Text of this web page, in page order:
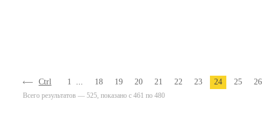
Ctrl 1 ... 18 19 20 21 22 23 24 25 26
Всего результатов — 525, показано с 461 по 480